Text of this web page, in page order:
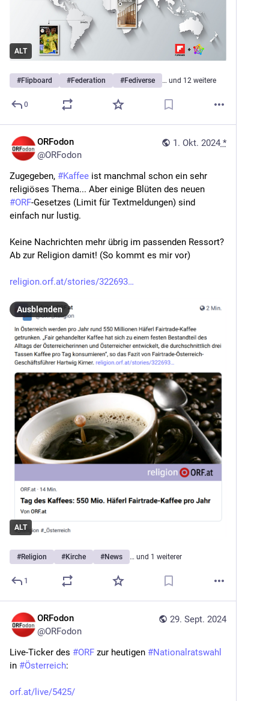
ALT
#Flipboard #Federation #Fediverse … und 12 weitere
0
1. Okt. 2024 *
ORFodon
@ORFodon
Zugegeben, #Kaffee ist manchmal schon ein sehr
#ORF-Gesetzes (Limit für Textmeldungen) sind
einfach nur lustig.
Keine Nachrichten mehr übrig im passenden Ressort?
Ab zur Religion damit! (So kommt es mir vor)
religion.orf.at/stories/322693
ALT
Ausblenden
#Religion #Kirche #News … und 1 weiterer
1
29. Sept. 2024
ORFodon
@ORFodon
Live-Ticker des #ORF zur heutigen #Nationalratswahl
in #Österreich:
orf.at/live/5425/